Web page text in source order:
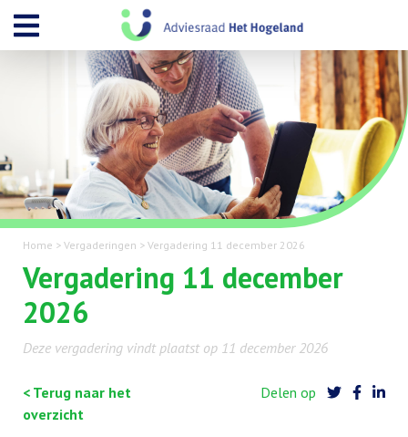
Home > Vergaderingen > Vergadering 11 december 2026
Vergadering 11 december
2026
Deze vergadering vindt plaatst op 11 december 2026
< Terug naar het
overzicht
Delen op